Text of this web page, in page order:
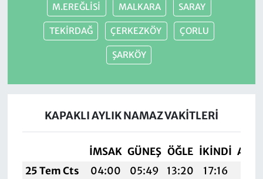
M.EREĞLİSİ MALKARA SARAY
TEKİRDAĞ ÇERKEZKÖY ÇORLU
ŞARKÖY
KAPAKLI AYLIK NAMAZ VAKITLERI
İMSAK GÜNEŞ ÖĞLE İKINDI
25 Tem Cts
04:00 05:49 13:20 17:16